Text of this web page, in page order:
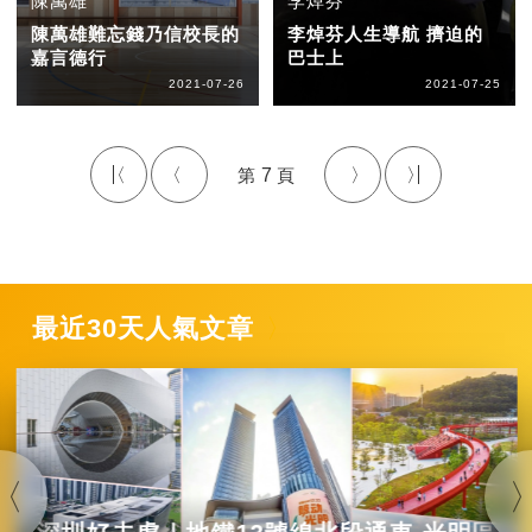
陳萬雄難忘錢乃信校長的
嘉言德行
2021-07-26
李焯芬人生導航 擠迫的
巴士上
2021-07-25
7
最近30天人氣文章